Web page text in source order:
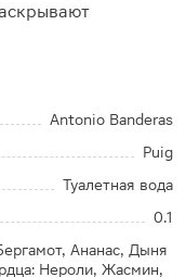
Antonio Banderas
Puig
Туалетная вода
0.1
Ананас, Дыня
Нероли, Жасмин,